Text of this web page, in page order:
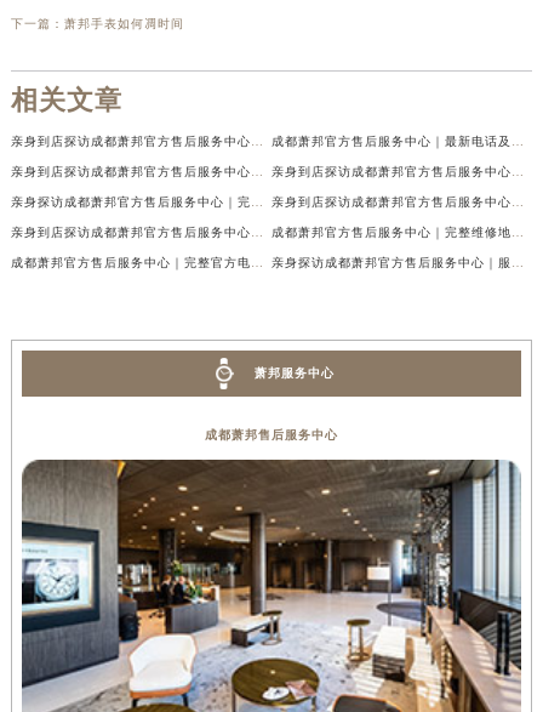
下一篇： 萧邦手表如何凋时间
相关文章
萧邦服务中心
成都萧邦售后服务中心